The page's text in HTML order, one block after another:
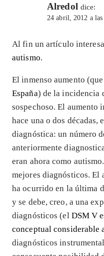
Alredol dice:
24 abril, 2012 a las
Al fin un artículo
autismo.
El inmenso aumento
España) de la incidencia
sospechoso. El aumento
hace una o dos décadas,
diagnóstica: un número
anteriormente
eran ahora como
mejores diagnósticos. El
ha ocurrido en la última
y se debe, creo, a una
diagnósticos (el DSM V
conceptual considerable
diagnósticos